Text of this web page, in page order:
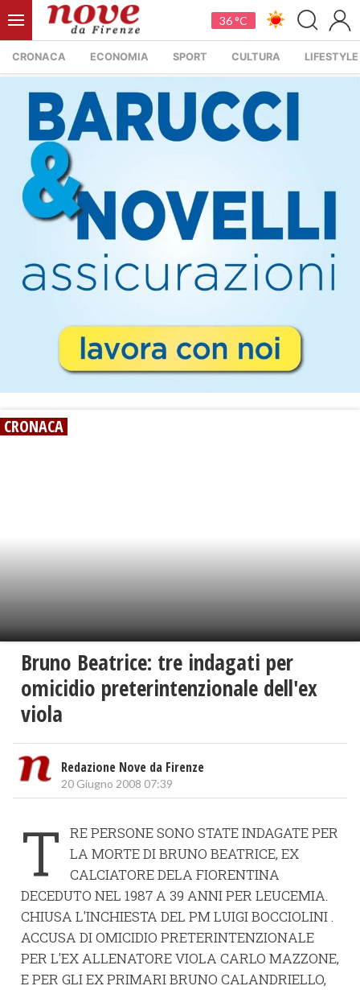
36 °C
CRONACA ECONOMIA SPORT CULTURA LIFESTYLE
CRONACA
Bruno Beatrice: tre indagati per
omicidio preterintenzionale dell'ex
viola
Redazione Nove da Firenze
20 Giugno 2008 07:39
T
RE PERSONE SONO STATE INDAGATE PER
LA MORTE DI BRUNO BEATRICE, EX
CALCIATORE DELA FIORENTINA
DECEDUTO NEL 1987 A 39 ANNI PER LEUCEMIA.
CHIUSA L'INCHIESTA DEL PM LUIGI BOCCIOLINI .
ACCUSA DI OMICIDIO PRETERINTENZIONALE
PER L'EX ALLENATORE VIOLA CARLO MAZZONE,
E PER GLI EX PRIMARI BRUNO CALANDRIELLO,